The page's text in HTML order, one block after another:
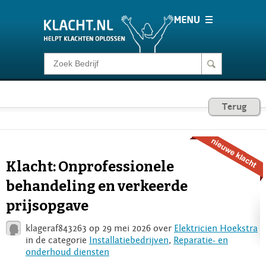
Klacht melden
Consumentenrecht
Voor Bedrijven
Login
Terug
Klacht: Onprofessionele
behandeling en verkeerde
prijsopgave
klageraf843263 op 29 mei 2026 over Elektricien Hoekstra
in de categorie Installatiebedrijven, Reparatie- en
onderhoud diensten